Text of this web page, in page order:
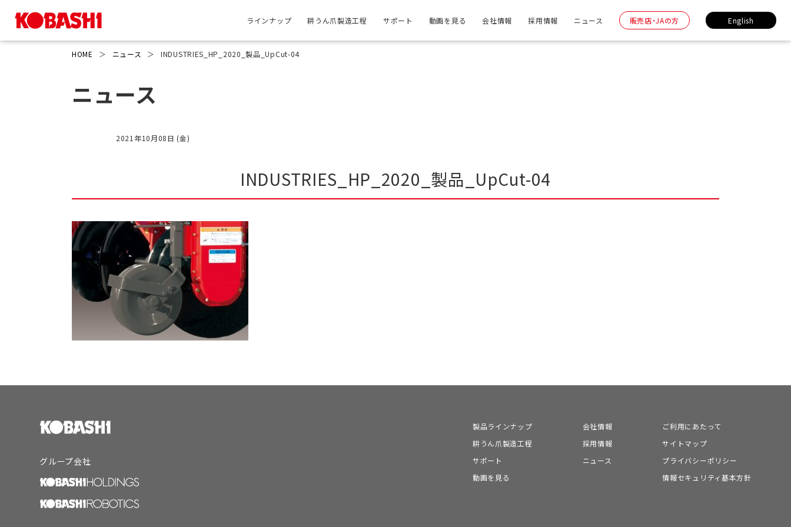
ラインナップ 耕うん爪製造工程 サポート 動画を見る 会社情報 採用情報 ニュース 販売店・JAの方 English
HOME ＞ ニュース ＞ INDUSTRIES_HP_2020_製品_UpCut-04
ニュース
2021年10月08日 (金)
INDUSTRIES_HP_2020_製品_UpCut-04
グループ会社
製品ラインナップ
耕うん爪製造工程
サポート
動画を見る
会社情報
採用情報
ニュース
ご利用にあたって
サイトマップ
プライバシーポリシー
情報セキュリティ基本方針